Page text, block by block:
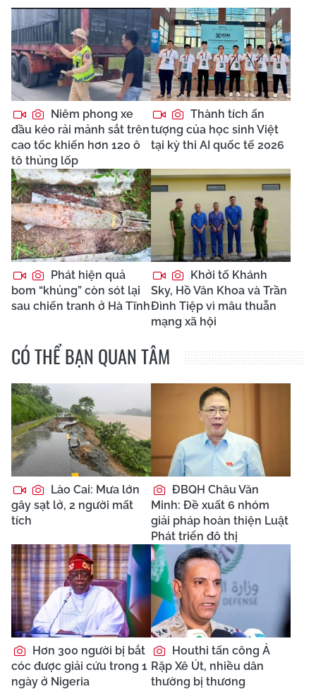
Niêm phong xe
đầu kéo rải mảnh sắt trên
cao tốc khiến hơn 120 ô
tô thủng lốp
Thành tích ấn
tượng của học sinh Việt
tại kỳ thi AI quốc tế 2026
Phát hiện quả
bom “khủng” còn sót lại
sau chiến tranh ở Hà Tĩnh
Khởi tố Khánh
Sky, Hồ Văn Khoa và Trần
Đình Tiệp vì mâu thuẫn
mạng xã hội
CÓ THỂ BẠN QUAN TÂM
Lào Cai: Mưa lớn
gây sạt lở, 2 người mất
tích
ĐBQH Châu Văn
Minh: Đề xuất 6 nhóm
giải pháp hoàn thiện Luật
Phát triển đô thị
Hơn 300 người bị bắt
cóc được giải cứu trong 1
ngày ở Nigeria
Houthi tấn công Ả
Rập Xê Út, nhiều dân
thường bị thương